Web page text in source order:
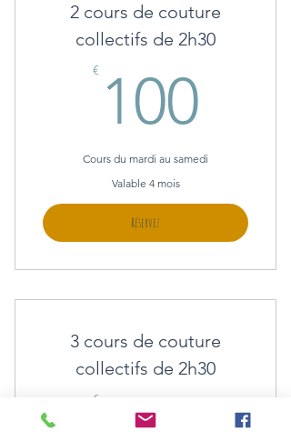
2 cours de couture
collectifs de 2h30
€ 100
Cours du mardi au samedi
Valable 4 mois
Réservez
3 cours de couture
collectifs de 2h30
€ 145€